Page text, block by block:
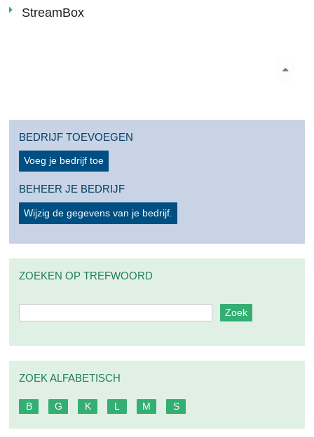
StreamBox
BEDRIJF TOEVOEGEN
Voeg je bedrijf toe
BEHEER JE BEDRIJF
Wijzig de gegevens van je bedrijf.
ZOEKEN OP TREFWOORD
ZOEK ALFABETISCH
B G K L M S